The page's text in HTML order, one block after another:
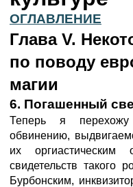
ОГЛАВЛЕНИЕ
Глава V.
по поводу
магии
6. Погашенный
Теперь я перехожу
обвинению,
их
свидетельств такого
Бурбонским,